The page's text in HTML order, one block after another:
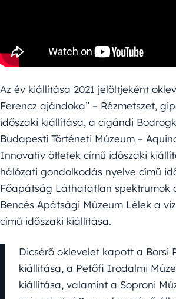
Az év kiállítása 2021 jelöltjeként
Ferencz ajándoka” – Rézmetszet,
időszaki kiállítása, a cigándi
Budapesti Történeti Múzeum –
Innovatív ötletek című időszaki
hálózati gondolkodás nyelve című
Főapátság Láthatatlan spektrumok
Bencés Apátsági Múzeum Lélek a
című időszaki kiállítása.
Dicsérő oklevelet kapott a Borsi
kiállítása, a Petőfi Irodalmi
kiállítása, valamint a Soproni